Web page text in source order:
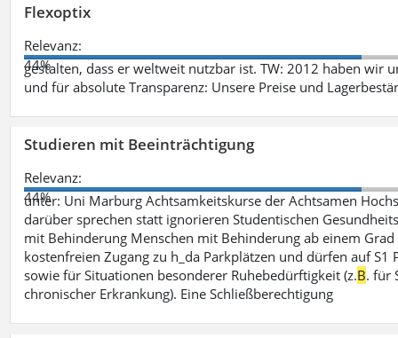
Flexoptix
Relevanz:
44%
gestalten, dass er weltweit nutzbar ist. TW: 2012 haben wir
und für absolute Transparenz: Unsere Preise und
Studieren mit Beeinträchtigung
Relevanz:
44%
unter: Uni Marburg Achtsamkeitskurse der Achtsamen
darüber sprechen statt ignorieren Studentischen
mit Behinderung Menschen mit Behinderung ab einem
kostenfreien Zugang zu h_da Parkplätzen und dürfen auf
sowie für Situationen besonderer Ruhebedürftigkeit (z.B. für
chronischer Erkrankung). Eine Schließberechtigung